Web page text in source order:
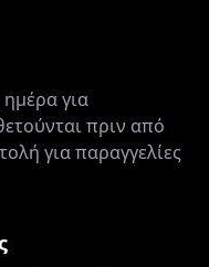
για
πριν από
για παραγγελίες